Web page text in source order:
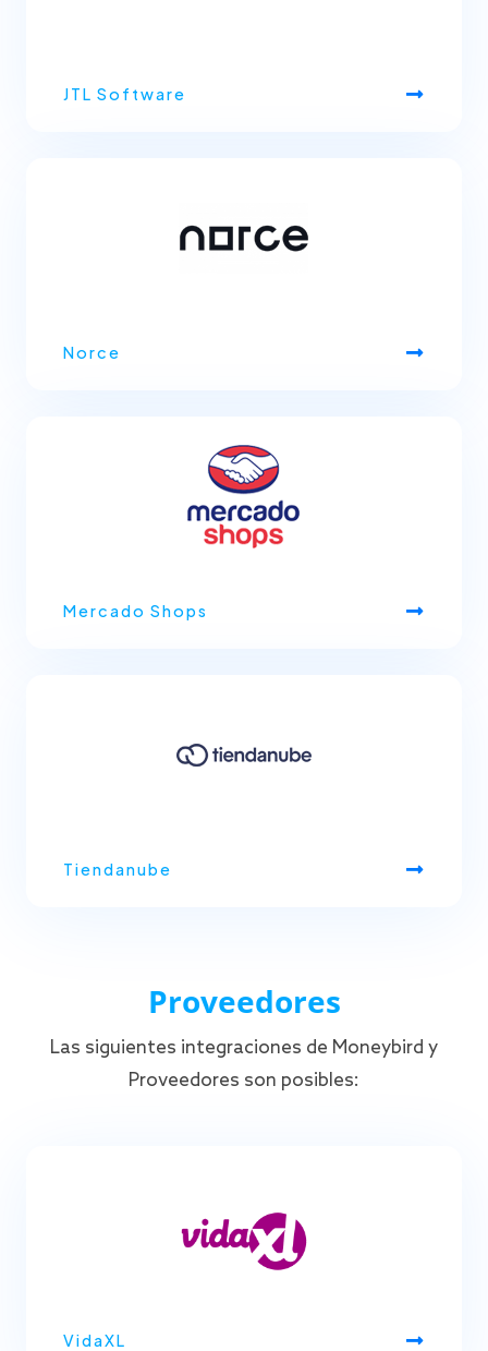
JTL Software
Norce
Mercado Shops
Tiendanube
Proveedores
Las siguientes integraciones de Moneybird y
Proveedores son posibles:
VidaXL